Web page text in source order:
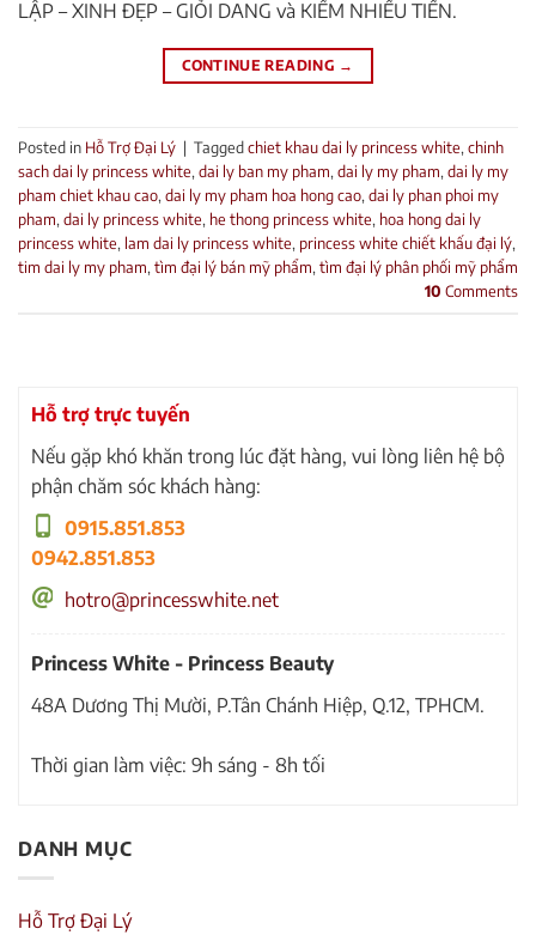
LẬP – XINH ĐẸP – GIỎI DANG và KIẾM NHIỀU TIỀN.
CONTINUE READING →
Posted in Hỗ Trợ Đại Lý | Taggedchiet khau dai ly princess white, chinh
sach dai ly princess white, dai ly ban my pham, dai ly my pham, dai ly my
pham chiet khau cao, dai ly my pham hoa hong cao, dai ly phan phoi my
pham, dai ly princess white, he thong princess white, hoa hong dai ly
princess white, lam dai ly princess white, princess white chiết khấu đại lý,
tim dai ly my pham, tìm đại lý bán mỹ phẩm, tìm đại lý phân phối mỹ phẩm
10 Comments
Hỗ trợ trực tuyến
Nếu gặp khó khăn trong lúc đặt hàng, vui lòng liên hệ bộ
phận chăm sóc khách hàng:
0915.851.853
0942.851.853
hotro@princesswhite.net
Princess White - Princess Beauty
48A Dương Thị Mười, P.Tân Chánh Hiệp, Q.12, TPHCM.
Thời gian làm việc: 9h sáng - 8h tối
DANH MỤC
Hỗ Trợ Đại Lý